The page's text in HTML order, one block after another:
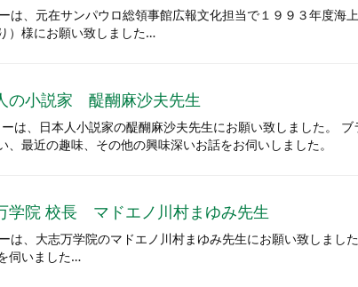
は、元在サンパウロ総領事館広報文化担当で１９９３年度海
）様にお願い致しました…
の小説家 醍醐麻沙夫先生
は、日本人小説家の醍醐麻沙夫先生にお願い致しました。
最近の趣味、その他の興味深いお話をお伺いしました。
学院 校長 マドエノ川村まゆみ先生
は、大志万学院のマドエノ川村まゆみ先生にお願い致しまし
伺いました…